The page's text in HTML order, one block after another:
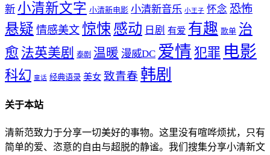
新 小清新文字 小清新电影 小清新音乐 小王子 怀念 恐怖
悬疑 情感美文 惊悚 感动 日剧 有爱 有趣 歌单 治
愈 法英美剧 泰剧 温暖 漫威DC 爱情 犯罪 电影
科幻 童话 经典语录 美女 致青春 韩剧
关于本站
清新范致力于分享一切美好的事物。这里没有喧哗烦扰，只有
简单的爱、恣意的自由与超脱的静谧。我们搜集分享小清新文